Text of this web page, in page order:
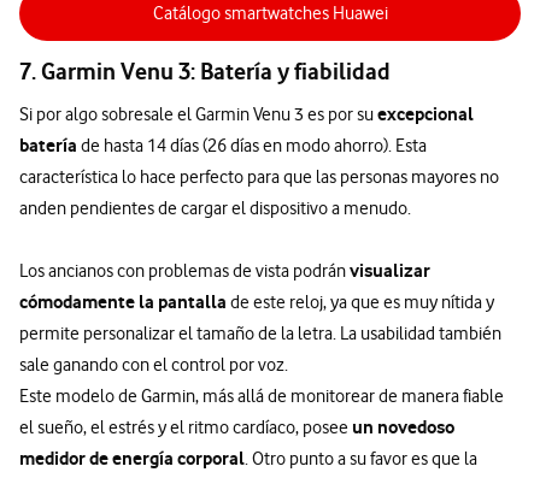
Catálogo smartwatches Huawei
7. Garmin Venu 3: Batería y fiabilidad
Si por algo sobresale el Garmin Venu 3 es por suexcepcional
batería de hasta 14 días (26 días en modo ahorro). Esta
característica lo hace perfecto para que las personas mayores no
anden pendientes de cargar el dispositivo a menudo.
Los ancianos con problemas de vista podránvisualizar
cómodamente la pantalla de este reloj, ya que es muy nítida y
permite personalizar el tamaño de la letra. La usabilidad también
sale ganando con el control por voz.
Este modelo de Garmin, más allá de monitorear de manera fiable
el sueño, el estrés y el ritmo cardíaco, posee un novedoso
medidor de energía corporal. Otro punto a su favor es que la